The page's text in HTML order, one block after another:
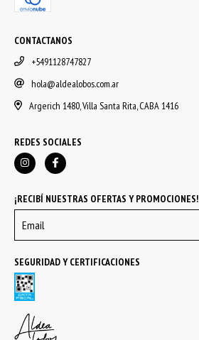
CONTACTANOS
+5491128747827
hola@aldealobos.com.ar
Argerich 1480, Villa Santa Rita, CABA 1416
REDES SOCIALES
¡RECIBÍ NUESTRAS OFERTAS Y PROMOCIONES!
SEGURIDAD Y CERTIFICACIONES